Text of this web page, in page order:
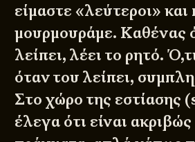
είμαστε «λεύτεροι» και
μουρμουράμε. Καθένας
λείπει, λέει το ρητό.
όταν του λείπει,
Στο χώρο της εστίασης
έλεγα ότι είναι ακριβώς